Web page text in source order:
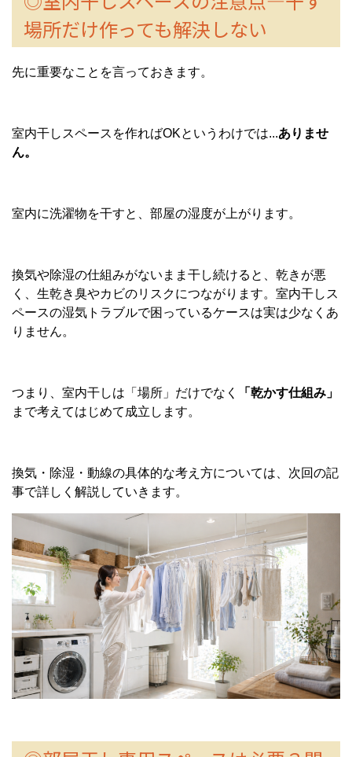
場所だけ作っても解決しない
先に重要なことを言っておきます。
室内干しスペースを作ればOKというわけでは...ありませ
ん。
室内に洗濯物を干すと、部屋の湿度が上がります。
換気や除湿の仕組みがないまま干し続けると、乾きが悪
く、生乾き臭やカビのリスクにつながります。室内干しス
ペースの湿気トラブルで困っているケースは実は少なくあ
りません。
つまり、室内干しは「場所」だけでなく
「乾かす仕組み」
まで考えてはじめて成立します。
換気・除湿・動線の具体的な考え方については、次回の記
事で詳しく解説していきます。